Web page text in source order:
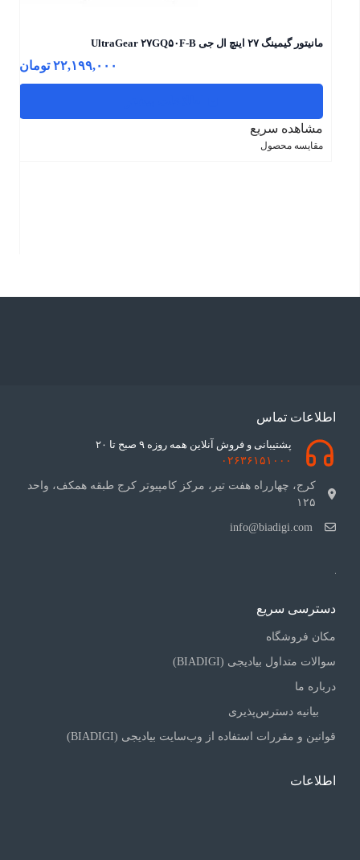
مانیتور گیمینگ ۲۷ اینچ ال جی UltraGear ۲۷GQ۵۰F-B
۲۲,۱۹۹,۰۰۰ تومان
مشاهده سریع
مقایسه محصول
اطلاعات تماس
پشتیبانی و فروش آنلاین همه روزه ۹ صبح تا ۲۰
۰۲۶۳۶۱۵۱۰۰۰
کرج، چهارراه هفت تیر، مرکز کامپیوتر کرج طبقه همکف، واحد
۱۲۵
info@biadigi.com
دسترسی سریع
مکان فروشگاه
سوالات متداول بیادیجی (BIADIGI)
درباره ما
بیانیه دسترس‌پذیری
قوانین و مقررات استفاده از وب‌سایت بیادیجی (BIADIGI)
اطلاعات